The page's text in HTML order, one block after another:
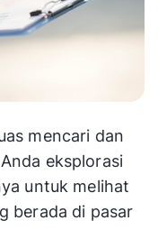
mencari dan
eksplorasi
untuk melihat
berada di pasar